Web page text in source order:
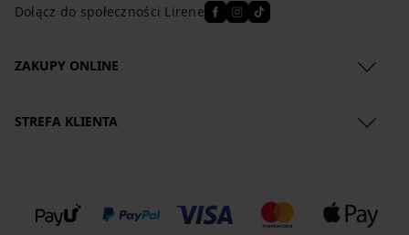
Dołącz do społeczności Lirene
ZAKUPY ONLINE
Polityka Prywatności
Regulamin newslettera
STREFA KLIENTA
Koszty dostawy